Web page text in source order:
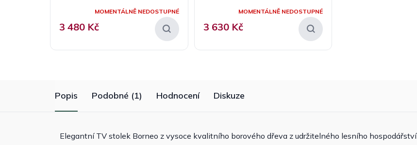
MOMENTÁLNĚ NEDOSTUPNÉ
3 480 Kč
MOMENTÁLNĚ NEDOSTUPNÉ
3 630 Kč
Popis Podobné (1) Hodnocení Diskuze
Elegantní TV stolek Borneo z vysoce kvalitního borového dřeva z udržitelného lesního hospodářství